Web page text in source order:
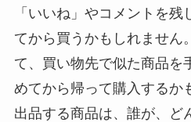
「いいね」やコメントを
てから買うかもしれません
て、買い物先で似た商品を
めてから帰って購入する
出品する商品は、誰が、ど